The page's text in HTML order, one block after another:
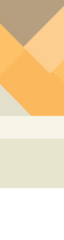
содержимому